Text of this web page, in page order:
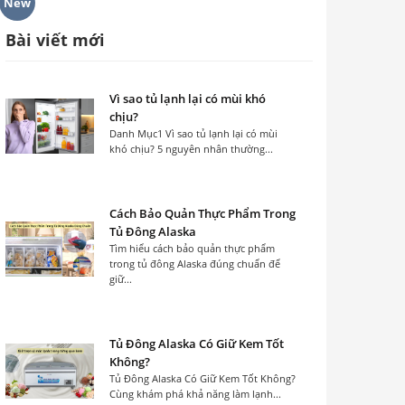
Bài viết mới
Vì sao tủ lạnh lại có mùi khó
chịu?
Danh Mục1 Vì sao tủ lạnh lại có mùi
khó chịu? 5 nguyên nhân thường...
Cách Bảo Quản Thực Phẩm Trong
Tủ Đông Alaska
Tìm hiểu cách bảo quản thực phẩm
trong tủ đông Alaska đúng chuẩn để
giữ...
Tủ Đông Alaska Có Giữ Kem Tốt
Không?
Tủ Đông Alaska Có Giữ Kem Tốt Không?
Cùng khám phá khả năng làm lạnh...